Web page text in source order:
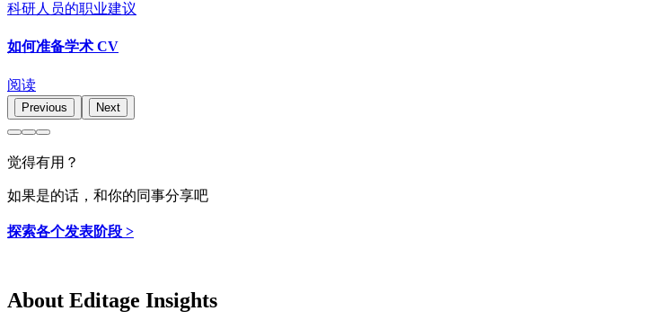
科研人员的职业建议
如何准备学术 CV
阅读
Previous Next
觉得有用？
如果是的话，和你的同事分享吧
探索各个发表阶段 >
About Editage Insights